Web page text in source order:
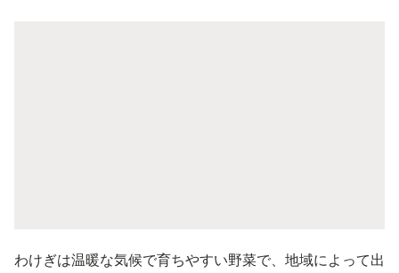
わけぎは温暖な気候で育ちやすい野菜で、地域によって出